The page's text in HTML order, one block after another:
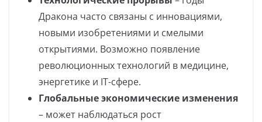
Дракона часто связаны с инновациями,
новыми изобретениями и смелыми
открытиями. Возможно появление
революционных технологий в медицине,
энергетике и IT-сфере.
Глобальные экономические изменения
– может наблюдаться рост